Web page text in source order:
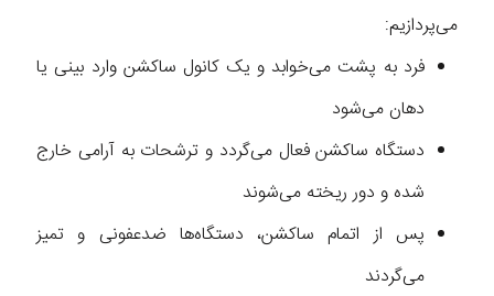
می‌پردازیم:
فرد به پشت می‌خوابد و یک کانول ساکشن وارد بینی یا
دهان می‌شود
دستگاه ساکشن فعال می‌گردد و ترشحات به آرامی خارج
شده و دور ریخته می‌شوند
پس از اتمام ساکشن، دستگاه‌ها ضدعفونی و تمیز
می‌گردند